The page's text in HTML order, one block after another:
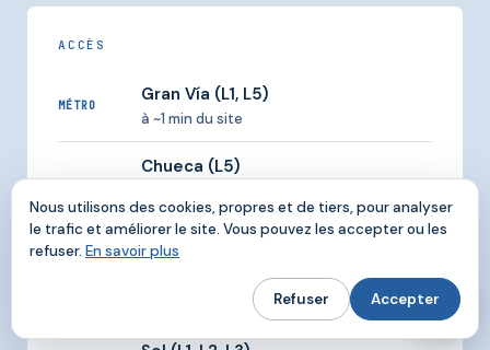
ACCÈS
MÉTRO
Gran Vía (L1, L5)
à ~1 min du site
Chueca (L5)
pied
Sevilla (L2) et Banco de España
à quelques minutes à pied
Nous utilisons des cookies, propres et de tiers, pour analyser
le trafic et améliorer le site. Vous pouvez les accepter ou les
refuser. En savoir plus
Refuser Accepter